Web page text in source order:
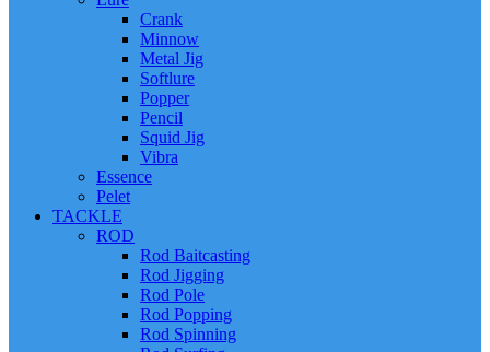
Crank
Minnow
Metal Jig
Softlure
Popper
Pencil
Squid Jig
Vibra
Essence
Pelet
TACKLE
ROD
Rod Baitcasting
Rod Jigging
Rod Pole
Rod Popping
Rod Spinning